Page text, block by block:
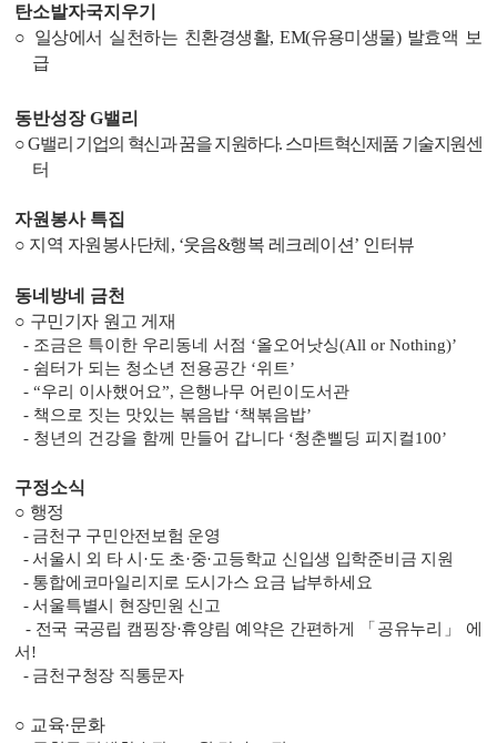
탄소발자국지우기
○ 일상에서 실천하는 친환경생활, EM(유용미생물) 발효액 보
급
동반성장G밸리
○G밸리 기업의 혁신과 꿈을 지원하다. 스마트혁신제품 기술지원센
터
자원봉사 특집
○ 지역 자원봉사단체 , ‘웃음&행복 레크레이션’ 인터뷰
동네방네 금천
○ 구민기자 원고 게재
- 조금은 특이한 우리동네 서점 ‘올오어낫싱(All or Nothing)’
- 쉼터가 되는 청소년 전용공간 ‘위트’
- “우리 이사했어요”, 은행나무 어린이도서관
- 책으로 짓는 맛있는 볶음밥 ‘책볶음밥’
- 청년의 건강을 함께 만들어 갑니다 ‘청춘삘딩 피지컬100’
구정소식
○ 행정
- 금천구 구민안전보험 운영
-서울시 외 타 시 ·도 초·중·고등학교 신입생 입학준비금 지원
- 통합에코마일리지로 도시가스 요금 납부하세요
-서울특별시 현장민원 신고
- 전국 국공립 캠핑장·휴양림 예약은 간편하게 「 공유누리 」 에
서 !
- 금천구청장 직통문자
○ 교육·문화